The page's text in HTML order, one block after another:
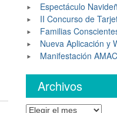
Espectáculo
II Concurso de
Familias
Nueva Aplicación y
Manifestación
Archivos